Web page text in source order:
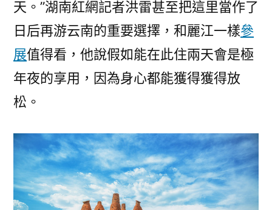
天。”湖南紅網記者洪雷甚至把這里當作了
日后再游云南的重要選擇，和麗江一樣參
展值得看，他說假如能在此住兩天會是極
年夜的享用，因為身心都能獲得獲得放
松。